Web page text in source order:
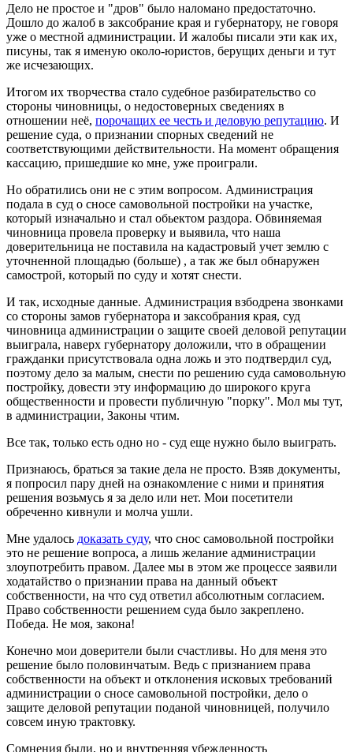
Дело не простое и "дров" было наломано предостаточно.
Дошло до жалоб в заксобрание края и губернатору, не говоря
уже о местной администрации. И жалобы писали эти как их,
писуны, так я именую около-юристов, берущих деньги и тут
же исчезающих.
Итогом их творчества стало судебное разбирательство со
стороны чиновницы, о недостоверных сведениях в
отношении неё, порочащих ее честь и деловую репутацию. И
решение суда, о признании спорных сведений не
соответствующими действительности. На момент обращения
кассацию, пришедшие ко мне, уже проиграли.
Но обратились они не с этим вопросом. Администрация
подала в суд о сносе самовольной постройки на участке,
который изначально и стал обьектом раздора. Обвиняемая
чиновница провела проверку и выявила, что наша
доверительница не поставила на кадастровый учет землю с
уточненной площадью (больше) , а так же был обнаружен
самострой, который по суду и хотят снести.
И так, исходные данные. Администрация взбодрена звонками
со стороны замов губернатора и заксобрания края, суд
чиновница администрации о защите своей деловой репутации
выиграла, наверх губернатору доложили, что в обращении
гражданки присутствовала одна ложь и это подтвердил суд,
поэтому дело за малым, снести по решению суда самовольную
постройку, довести эту информацию до широкого круга
общественности и провести публичную "порку". Мол мы тут,
в администрации, Законы чтим.
Все так, только есть одно но - суд еще нужно было выиграть.
Признаюсь, браться за такие дела не просто. Взяв документы,
я попросил пару дней на ознакомление с ними и принятия
решения возьмусь я за дело или нет. Мои посетители
обреченно кивнули и молча ушли.
Мне удалось доказать суду, что снос самовольной постройки
это не решение вопроса, а лишь желание администрации
злоупотребить правом. Далее мы в этом же процессе заявили
ходатайство о признании права на данный объект
собственности, на что суд ответил абсолютным согласием.
Право собственности решением суда было закреплено.
Победа. Не моя, закона!
Конечно мои доверители были счастливы. Но для меня это
решение было половинчатым. Ведь с признанием права
собственности на объект и отклонения исковых требований
администрации о сносе самовольной постройки, дело о
защите деловой репутации поданой чиновницей, получило
совсем иную трактовку.
Сомнения были, но и внутренняя убежденность